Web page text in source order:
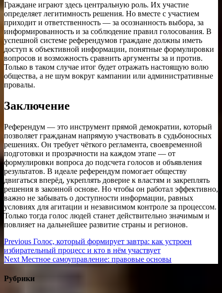
Граждане играют здесь центральную роль. Их участие
определяет легитимность решения. Но вместе с участием
приходит и ответственность — за осознанность выбора, за
информированность и за соблюдение правил голосования. В
успешной системе референдумов граждане должны иметь
доступ к объективной информации, понятные формулировки
вопросов и возможность сравнить аргументы за и против.
Только в таком случае итог будет отражать настоящую волю
общества, а не шум вокруг кампании или административные
провалы.
Заключение
Референдум — это инструмент прямой демократии, который
позволяет гражданам напрямую участвовать в судьбоносных
решениях. Он требует чёткого регламента, своевременной
подготовки и прозрачности на каждом этапе — от
формулировки вопроса до подсчета голосов и объявления
результатов. В идеале референдум помогает обществу
двигаться вперёд, укреплять доверие к властям и закреплять
решения в законной основе. Но чтобы он работал эффективно,
важно не забывать о доступности информации, равных
условиях для агитации и независимом контроле за процессом.
Только тогда голос людей станет действительно значимым и
повлияет на дальнейшее развитие страны и регионов.
Навигация
по
Previous Previous
post:
Голос, который формирует завтра: как устроен
избирательный процесс и кто в нём участвует
Next Next
Местное самоуправление: правовые основы
Рубрики